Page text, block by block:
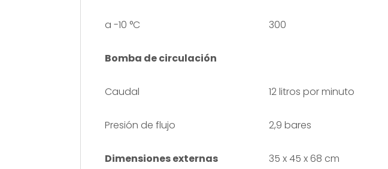
a -10 °C 300
Bomba de circulación
Caudal 12 litros por minuto
Presión de flujo 2,9 bares
Dimensiones externas 35 x 45 x 68 cm